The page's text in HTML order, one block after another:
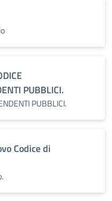
PUBBLICI.
PUBBLICI.
Codice di